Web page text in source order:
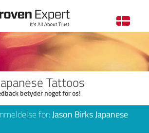
Tattoos
betyder noget for os!
for: Jason Birks Japanese